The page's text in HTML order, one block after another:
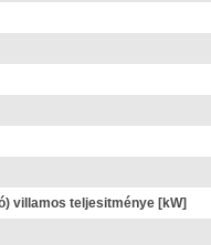
villamos teljesitménye [kW]